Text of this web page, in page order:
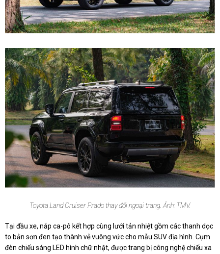
Toyota Land Cruiser Prado thay đổi ngoại trang. Ảnh: TMV.
Tại đầu xe, nắp ca-pô kết hợp cùng lưới tản nhiệt gồm các thanh dọc
to bản sơn đen tạo thành vẻ vuông vức cho mẫu SUV địa hình. Cụm
đèn chiếu sáng LED hình chữ nhật, được trang bị công nghệ chiếu xa